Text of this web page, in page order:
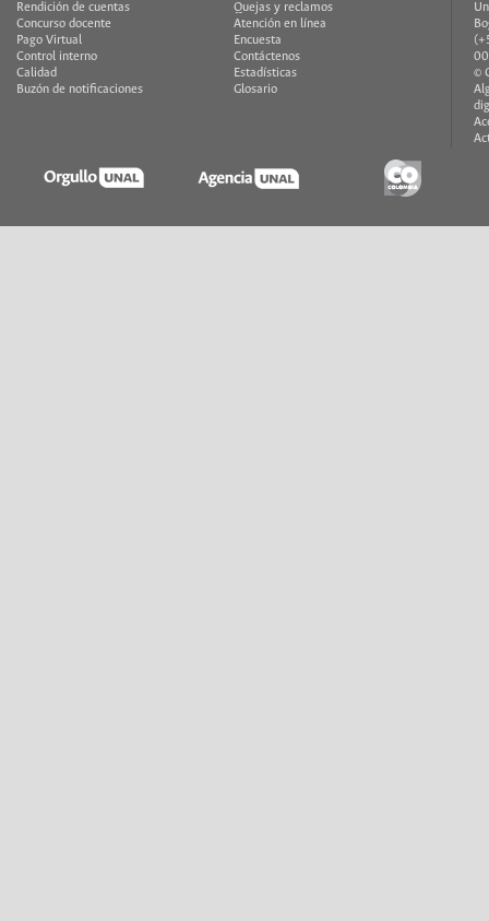
Rendición de cuentas
Concurso docente
Pago Virtual
Control interno
Calidad
Buzón de notificaciones
Quejas y reclamos
Atención en línea
Encuesta
Contáctenos
Estadísticas
Glosario
©